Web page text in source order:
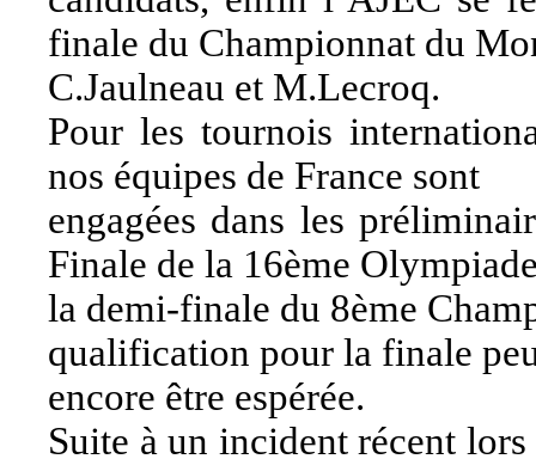
finale du Championnat du
C.Jaulneau et M.Lecroq.
Pour les tournois
nos équipes de France sont
engagées dans les
Finale de la 16ème
la demi-finale du 8ème
qualification pour la finale
encore être espérée.
Suite à un incident récent